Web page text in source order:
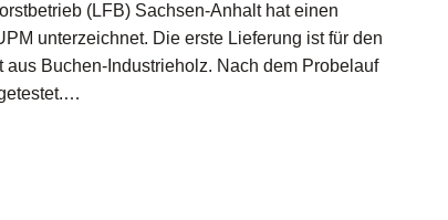
(LFB) Sachsen-Anhalt hat einen
unterzeichnet. Die erste Lieferung ist für den
Buchen-Industrieholz. Nach dem Probelauf